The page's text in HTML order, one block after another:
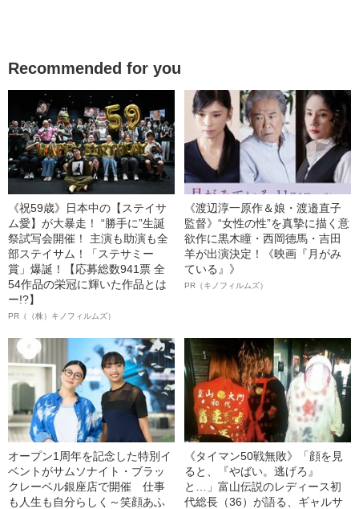
Recommended for you
《祝59歳》日本中の【ステイサ
ム愛】が大暴走！ “勝手に”生誕
祭試写会開催！ 主演も助演も全
部ステイサム！「ステサミー
賞」爆誕！【応募総数941票 全
54作品の栄冠に輝いた作品とは
ー!?】
PR（（株）キノフィルムズ）
《渡辺淳一原作＆娘・渡邉直子
監督》“女性の性”を真摯に描く意
欲作に黒木瞳・西岡德馬・吉田
羊が出演決定！《映画『月がみ
ている』》
PR（キノフィルムズ）
オープン1周年を記念した特別イ
ベントがサムソナイト・ブラッ
クレーベル銀座店で開催 仕事
も人生も自分らしく～笑顔あふ
《タイマン50戦無敗》「顔を見
ると、『やばい。逃げろ』
と…」富山伝説のレディース初
代総長（36）が語る、ギャルサ